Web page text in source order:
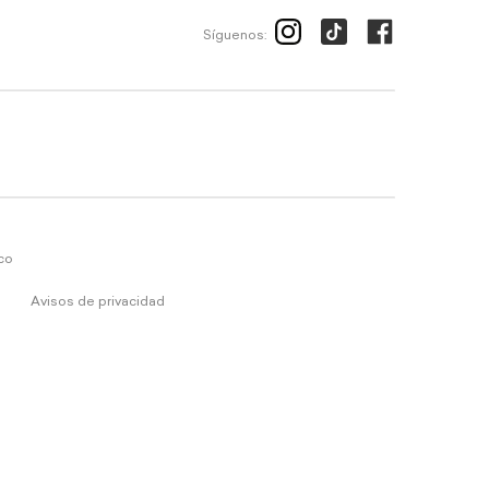
Síguenos:
Avisos de privacidad